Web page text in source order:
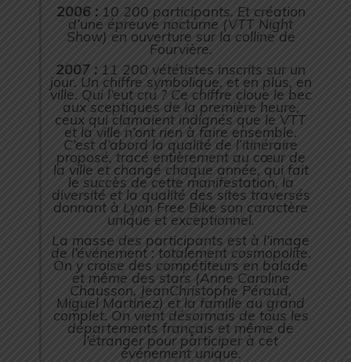
2006 :10 200 participants. Et création
d’une épreuve nocturne (VTT Night
Show) en ouverture sur la colline de
Fourvière.
2007 : 11 200 vététistes inscrits sur un
jour. Un chiffre symbolique, et en plus, en
ville. Qui l’eut cru ? Ce chiffre cloue le bec
aux sceptiques de la première heure,
ceux qui clamaient indignés que le VTT
et la ville n’ont rien à faire ensemble.
C’est d’abord la qualité de l’itinéraire
proposé, tracé entièrement au cœur de
la ville et changé chaque année, qui fait
le succès de cette manifestation, la
diversité et la qualité des sites traversés
donnant à Lyon Free Bike son caractère
unique et exceptionnel.
La masse des participants est à l’image
de l’événement : totalement cosmopolite.
On y croise des compétiteurs en balade
et même des stars (Anne Caroline
Chausson, JeanChristophe Péraud,
Miguel Martinez) et la famille au grand
complet. On vient désormais de tous les
départements français et même de
l’étranger pour participer à cet
événement unique.